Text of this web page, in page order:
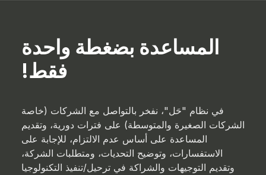
المساعدة بضغطة واحدة
فقط!
في نظام "حَل"، نفخر بالتواصل مع الشركات (خاصة
الشركات الصغيرة والمتوسطة) على فترات دورية، وتقديم
المساعدة على أساس عدم الالتزام، للإجابة على
الاستفسارات، وتوضيح التحديات، ومتطلبات الشركة،
وتقديم التوجيهات والشراكة في ترحيل/تنفيذ التكنولوجيا